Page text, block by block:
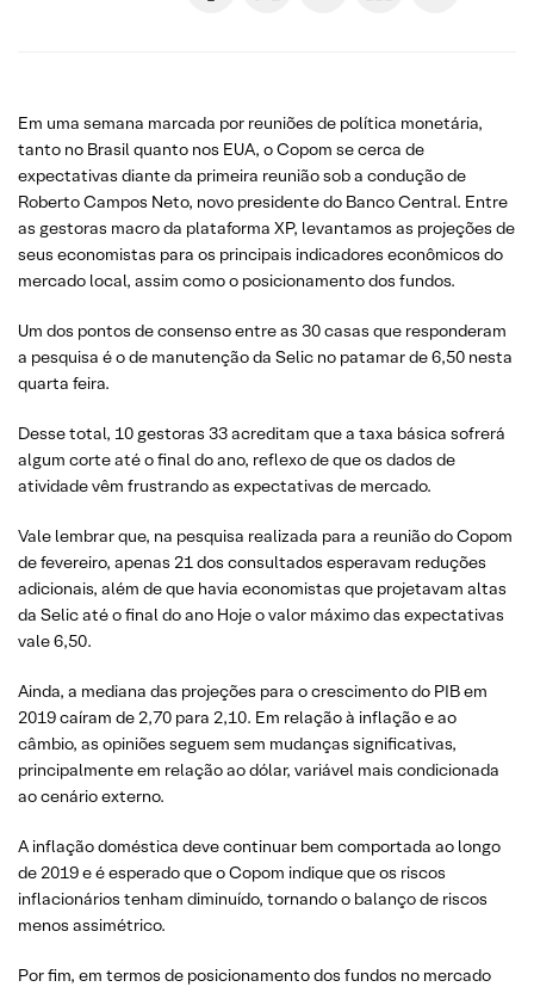
Em uma semana marcada por reuniões de política monetária,
tanto no Brasil quanto nos EUA, o Copom se cerca de
expectativas diante da primeira reunião sob a condução de
Roberto Campos Neto, novo presidente do Banco Central. Entre
as gestoras macro da plataforma XP, levantamos as projeções de
seus economistas para os principais indicadores econômicos do
mercado local, assim como o posicionamento dos fundos.
Um dos pontos de consenso entre as 30 casas que responderam
a pesquisa é o de manutenção da Selic no patamar de 6,50 nesta
quarta feira.
Desse total, 10 gestoras 33 acreditam que a taxa básica sofrerá
algum corte até o final do ano, reflexo de que os dados de
atividade vêm frustrando as expectativas de mercado.
Vale lembrar que, na pesquisa realizada para a reunião do Copom
de fevereiro, apenas 21 dos consultados esperavam reduções
adicionais, além de que havia economistas que projetavam altas
da Selic até o final do ano Hoje o valor máximo das expectativas
vale 6,50.
Ainda, a mediana das projeções para o crescimento do PIB em
2019 caíram de 2,70 para 2,10. Em relação à inflação e ao
câmbio, as opiniões seguem sem mudanças significativas,
principalmente em relação ao dólar, variável mais condicionada
ao cenário externo.
A inflação doméstica deve continuar bem comportada ao longo
de 2019 e é esperado que o Copom indique que os riscos
inflacionários tenham diminuído, tornando o balanço de riscos
menos assimétrico.
Por fim, em termos de posicionamento dos fundos no mercado